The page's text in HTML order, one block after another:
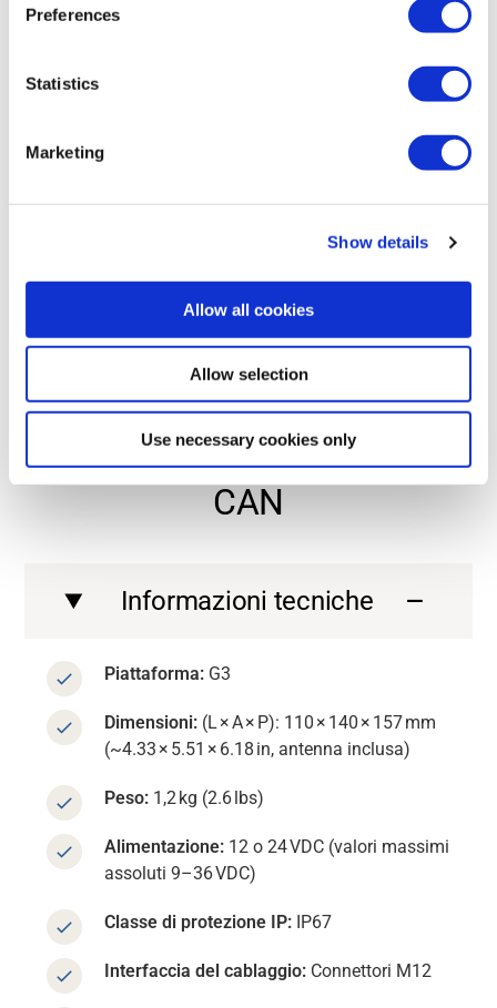
Preferences
Statistics
Marketing
Show details
Allow all cookies
Allow selection
Use necessary cookies only
specifiche esigenze
Iniziate contattando il nostro team per una
consulenza dettagliata. Discuteremo esigenze
desiderate, così da configurare la soluzione di
Contact us
Contact us
Contact us
ENTRIAMO NEL DETTAGLIO
Informazioni tecniche su G3
CAN
Informazioni tecniche
Piattaforma: G3
Dimensioni: (L×A× P): 110 × 140 × 157mm
(~4.33 × 5.51 × 6.18 in, antenna inclusa)
Peso: 1,2 kg (2.6 lbs)
Alimentazione: 12 o 24VDC (valori massimi
assoluti 9–36VDC)
Classe di protezione IP: IP67
Interfaccia del cablaggio: Connettori M12